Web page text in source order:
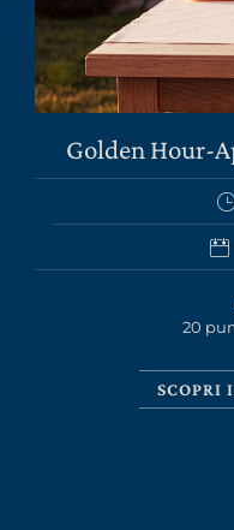
Golden Hour-
20
SCOPRI